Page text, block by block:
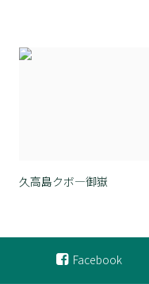
久高島クボ―御嶽
Facebook